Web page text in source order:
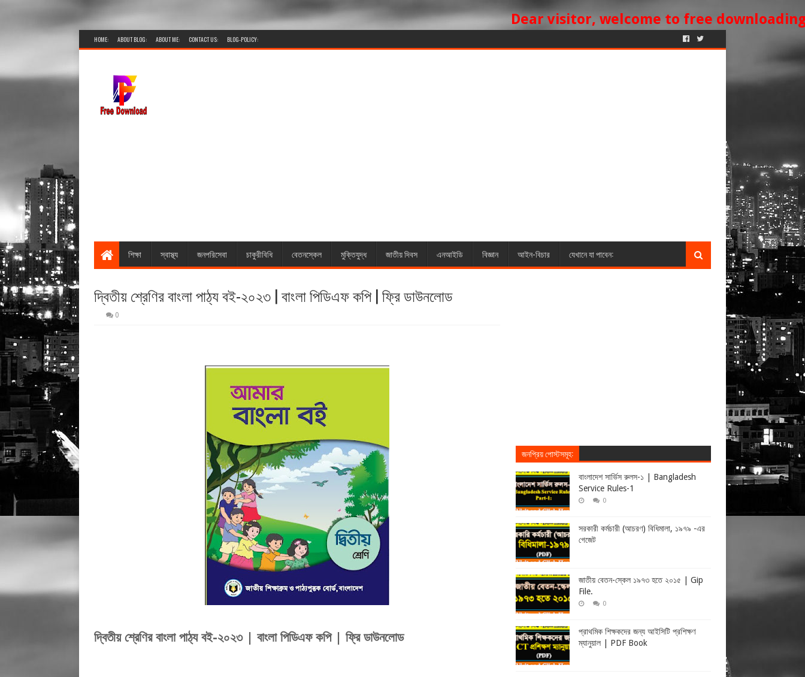
Dear visitor, welcome tofree downloading blog
HOME: ABOUT BLOG: ABOUT ME: CONTACT US: BLOG-POLICY:
শিক্ষা স্বাস্থ্য জনপরিসেবা চাকুরীবিধি বেতনস্কেল মুক্তিযুদ্ধ জাতীয় দিবস এনআইডি বিজ্ঞান আইন-বিচার যেখানে যা পাবেন:
দ্বিতীয় শ্রেণির বাংলা পাঠ্য বই-২০২৩ | বাংলা পিডিএফ কপি | ফ্রি ডাউনলোড
0
দ্বিতীয় শ্রেণির বাংলা পাঠ্য বই-২০২৩ | বাংলা পিডিএফ কপি | ফ্রি ডাউনলোড
জনপ্রিয় পোস্টসমূহ:
বাংলাদেশ সার্ভিস রুলস-১ | Bangladesh
Service Rules-1
0
সরকারী কর্মচারী (আচরণ) বিধিমালা, ১৯৭৯ -এর
গেজেট
জাতীয় বেতন-স্কেল ১৯৭৩ হতে ২০১৫ | Gip
File.
0
প্রাথমিক শিক্ষকদের জন্য আইসিটি প্রশিক্ষণ
ম্যানুয়াল | PDF Book